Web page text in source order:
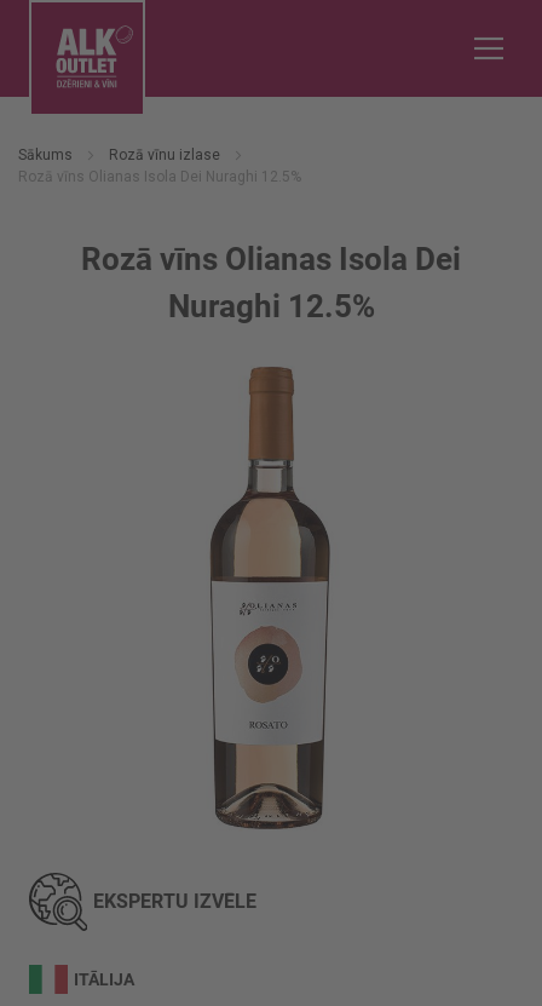
Sākums
Rozā vīnu izlase
Rozā vīns Olianas Isola Dei Nuraghi 12.5%
Rozā vīns Olianas Isola Dei
Nuraghi 12.5%
uz
galerijas
sākumu
EKSPERTU IZVĒLE
ITĀLIJA